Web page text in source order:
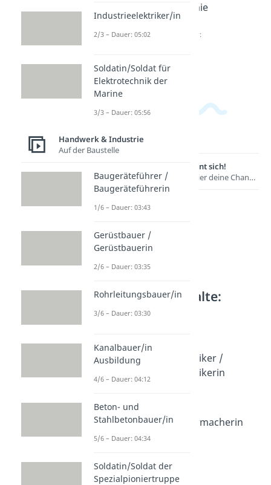
04:01
chmie
Dauer:
Lernen lohnt sich!
Entdecke hier deine Chancen.
Weitere Inhalte:
Handwerk &
Feinmechanik
Feinwerkmechaniker /
Feinwerkmechanikerin
Dauer: 04:15
Uhrmacher / Uhrmacherin
Dauer: 03:58
Industrieelektriker/in
2/3 – Dauer: 05:02
Soldatin/Soldat für
Elektrotechnik der
Marine
3/3 – Dauer: 05:56
Handwerk & Industrie
Auf der Baustelle
Baugeräteführer /
Baugeräteführerin
1/6 – Dauer: 03:43
Gerüstbauer /
Gerüstbauerin
2/6 – Dauer: 03:35
Rohrleitungsbauer/in
3/6 – Dauer: 03:30
Kanalbauer/in
Ausbildung
4/6 – Dauer: 04:12
Beton- und
Stahlbetonbauer/in
5/6 – Dauer: 04:34
Soldatin/Soldat der
Spezialpioniertruppe